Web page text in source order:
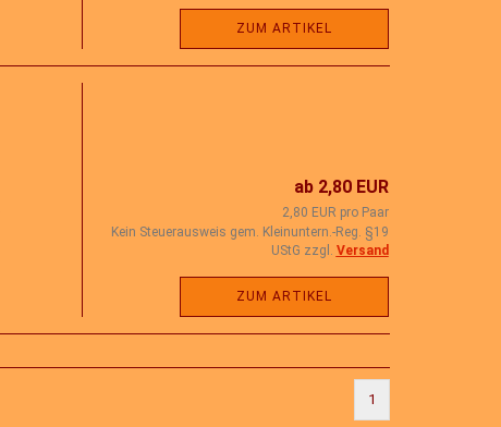
ZUM ARTIKEL
ab 2,80 EUR
2,80 EUR pro Paar
Kein Steuerausweis gem. Kleinuntern.-Reg. §19
UStG zzgl. Versand
ZUM ARTIKEL
1